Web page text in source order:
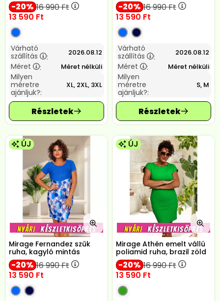
20 16 990Ft
13 590 Ft
Várható
szállítás
: 2026.08.12
Méret : Méret nélküli
Milyen
méretre
ajánljuk?:
XL, 2XL, 3XL
20 16 990Ft
13 590 Ft
Várható
szállítás
: 2026.08.12
Méret : Méret nélküli
Milyen
méretre
ajánljuk?:
S, M
ÚJ
Mirage Fernandez szűk
ruha, kagyló mintás
20 16 990Ft
13 590 Ft
ÚJ
Mirage Athén emelt vállú
poliamid ruha, brazil zöld
20 16 990Ft
13 590 Ft